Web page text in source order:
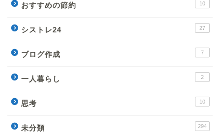
おすすめの節約 10
シストレ24 27
ブログ作成 7
一人暮らし 2
思考 10
未分類 294